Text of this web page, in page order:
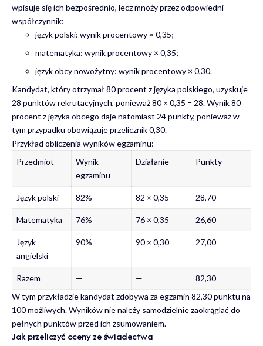
wpisuje się ich bezpośrednio, lecz mnoży przez odpowiedni
współczynnik:
język polski: wynik procentowy × 0,35;
matematyka: wynik procentowy × 0,35;
język obcy nowożytny: wynik procentowy × 0,30.
Kandydat, który otrzymał 80 procent z języka polskiego, uzyskuje
28 punktów rekrutacyjnych, ponieważ 80 × 0,35 = 28. Wynik 80
procent z języka obcego daje natomiast 24 punkty, ponieważ w
tym przypadku obowiązuje przelicznik 0,30.
Przykład obliczenia wyników egzaminu:
Przedmiot
Wynik
egzaminu
Działanie Punkty
Język polski 82% 82 × 0,35 28,70
Matematyka 76% 76 × 0,35 26,60
Język
angielski
90% 90 × 0,30 27,00
Razem — —
82,30
W tym przykładzie kandydat zdobywa za egzamin 82,30 punktu na
100 możliwych. Wyników nie należy samodzielnie zaokrąglać do
pełnych punktów przed ich zsumowaniem.
Jak przeliczyć oceny ze świadectwa